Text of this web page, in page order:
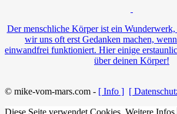
Der menschliche Körper ist ein Wunderwerk,
wir uns oft erst Gedanken machen,
einwandfrei funktioniert. Hier einige
über deinen Körper!
© mike-vom-mars.com - [ Info ] [
Diese Seite verwendet Cookies. Weitere Infos